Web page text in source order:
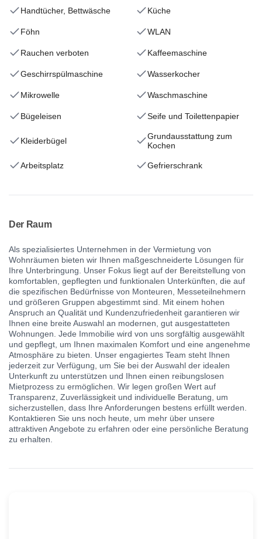
Handtücher, Bettwäsche Küche
Föhn WLAN
Rauchen verboten Kaffeemaschine
Geschirrspülmaschine Wasserkocher
Mikrowelle Waschmaschine
Bügeleisen Seife und Toilettenpapier
Kleiderbügel
Grundausstattung zum
Kochen
Arbeitsplatz Gefrierschrank
Der Raum
Als spezialisiertes Unternehmen in der Vermietung von
Wohnräumen bieten wir Ihnen maßgeschneiderte Lösungen für
Ihre Unterbringung. Unser Fokus liegt auf der Bereitstellung von
komfortablen, gepflegten und funktionalen Unterkünften, die auf
die spezifischen Bedürfnisse von Monteuren, Messeteilnehmern
und größeren Gruppen abgestimmt sind. Mit einem hohen
Anspruch an Qualität und Kundenzufriedenheit garantieren wir
Ihnen eine breite Auswahl an modernen, gut ausgestatteten
Wohnungen. Jede Immobilie wird von uns sorgfältig ausgewählt
und gepflegt, um Ihnen maximalen Komfort und eine angenehme
Atmosphäre zu bieten. Unser engagiertes Team steht Ihnen
jederzeit zur Verfügung, um Sie bei der Auswahl der idealen
Unterkunft zu unterstützen und Ihnen einen reibungslosen
Mietprozess zu ermöglichen. Wir legen großen Wert auf
Transparenz, Zuverlässigkeit und individuelle Beratung, um
sicherzustellen, dass Ihre Anforderungen bestens erfüllt werden.
Kontaktieren Sie uns noch heute, um mehr über unsere
attraktiven Angebote zu erfahren oder eine persönliche Beratung
zu erhalten.